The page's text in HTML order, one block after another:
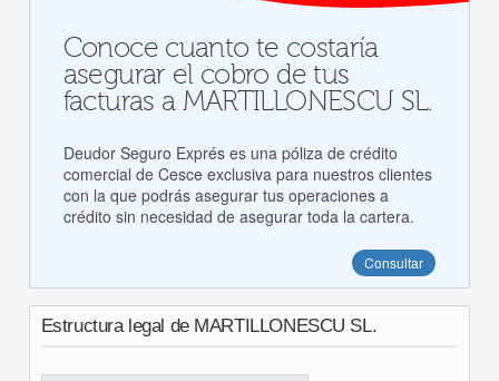
Conoce cuanto te costaría
asegurar el cobro de tus
facturas a MARTILLONESCU SL.
Deudor Seguro Exprés es una póliza de crédito
comercial de Cesce exclusiva para nuestros clientes
con la que podrás asegurar tus operaciones a
crédito sin necesidad de asegurar toda la cartera.
Consultar
Estructura legal de MARTILLONESCU SL.